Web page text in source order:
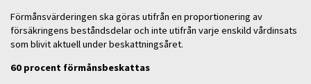
Förmånsvärderingen ska göras utifrån en proportionering av
försäkringens beståndsdelar och inte utifrån varje enskild vårdinsats
som blivit aktuell under beskattningsåret.
60 procent förmånsbeskattas